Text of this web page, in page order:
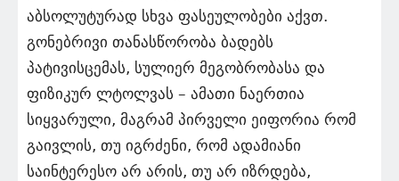
აბსოლუტურად სხვა ფასეულობები აქვთ.
გონებრივი თანასწორობა ბადებს
პატივისცემას, სულიერ მეგობრობასა და
ფიზიკურ ლტოლვას – ამათი ნაერთია
სიყვარული, მაგრამ პირველი ეიფორია რომ
გაივლის, თუ იგრძენი, რომ ადამიანი
საინტერესო არ არის, თუ არ იზრდება,